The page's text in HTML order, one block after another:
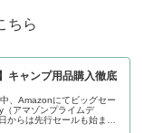
ちら
キャンプ用品購入徹底
、Amazonにてビッグセー
（アマゾンプライムデ
からは先行セールも始まり